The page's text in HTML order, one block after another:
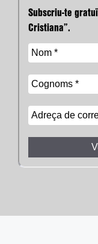
Subscriu-te
Cristiana”.